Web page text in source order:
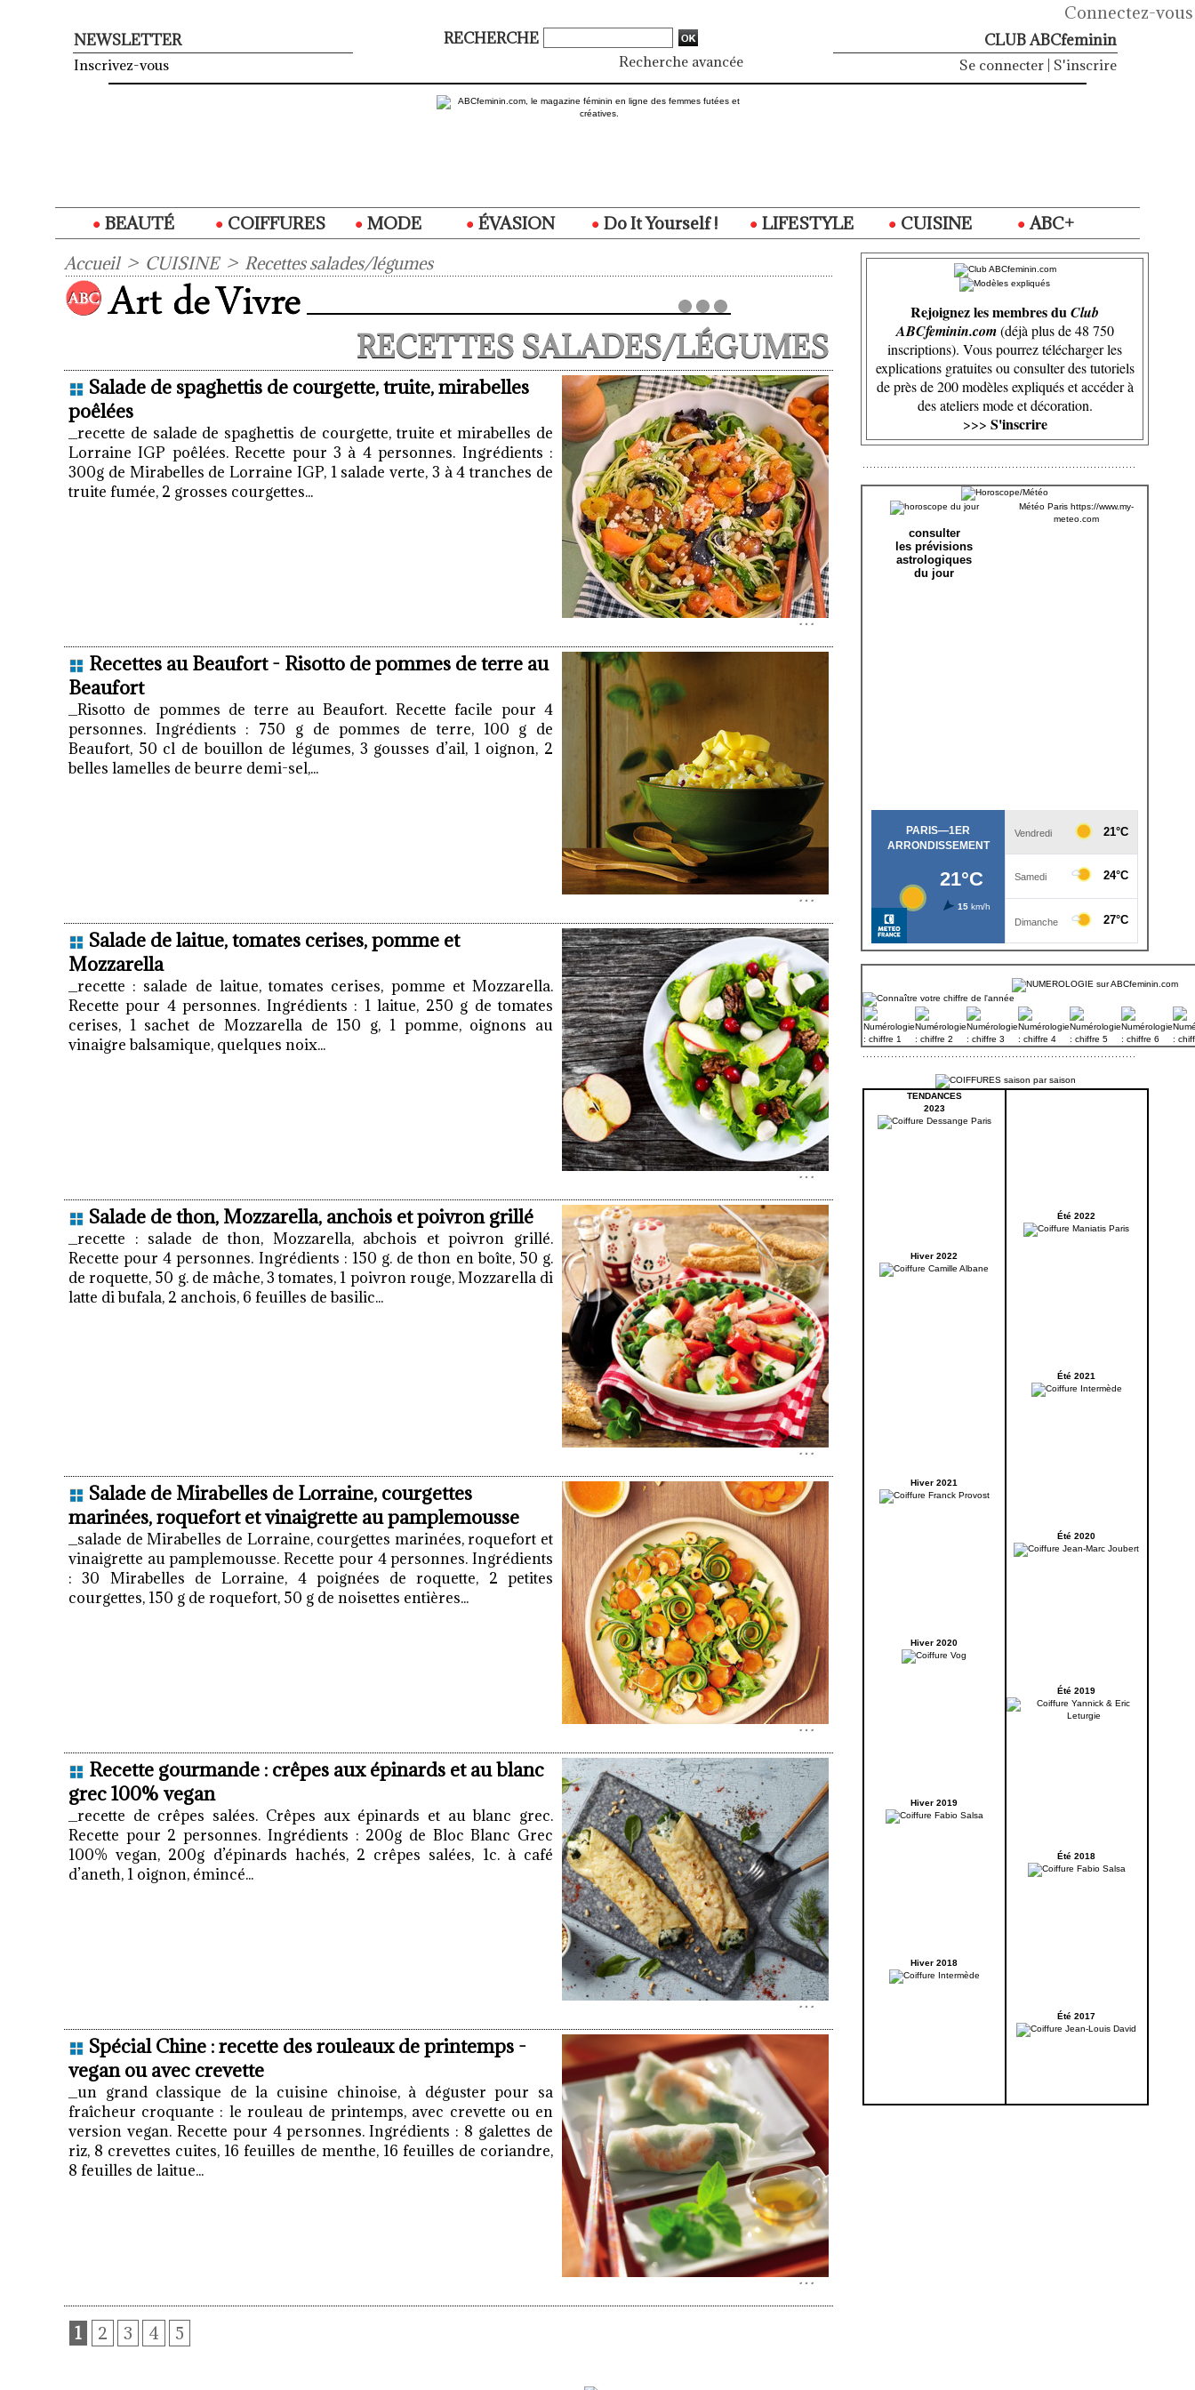
Connectez-vous
NEWSLETTER
Inscrivez-vous
RECHERCHE
Recherche avancée
CLUB ABCfeminin
Se connecter S'inscrire
BEAUTÉ COIFFURES MODE ÉVASION Do It Yourself ! LIFESTYLE CUISINE
ABC+
Accueil > CUISINE > Recettes salades/légumes
RECETTES SALADES/LÉGUMES
Salade de spaghettis de courgette, truite, mirabelles
poêlées
_recette de salade de spaghettis de courgette, truite et mirabelles de
Lorraine IGP poêlées. Recette pour 3 à 4 personnes. Ingrédients :
300g de Mirabelles de Lorraine IGP, 1 salade verte, 3 à 4 tranches de
truite fumée, 2 grosses courgettes...
Recettes au Beaufort - Risotto de pommes de terre au
Beaufort
_Risotto de pommes de terre au Beaufort. Recette facile pour 4
personnes. Ingrédients : 750 g de pommes de terre, 100 g de
Beaufort, 50 cl de bouillon de légumes, 3 gousses d’ail, 1 oignon, 2
belles lamelles de beurre demi-sel,...
Salade de laitue, tomates cerises, pomme et
Mozzarella
_recette : salade de laitue, tomates cerises, pomme et Mozzarella.
Recette pour 4 personnes. Ingrédients : 1 laitue, 250 g de tomates
cerises, 1 sachet de Mozzarella de 150 g, 1 pomme, oignons au
vinaigre balsamique, quelques noix...
Salade de thon, Mozzarella, anchois et poivron grillé
_recette : salade de thon, Mozzarella, abchois et poivron grillé.
Recette pour 4 personnes. Ingrédients : 150 g. de thon en boîte, 50 g.
de roquette, 50 g. de mâche, 3 tomates, 1 poivron rouge, Mozzarella di
latte di bufala, 2 anchois, 6 feuilles de basilic...
Salade de Mirabelles de Lorraine, courgettes
marinées, roquefort et vinaigrette au pamplemousse
_salade de Mirabelles de Lorraine, courgettes marinées, roquefort et
vinaigrette au pamplemousse. Recette pour 4 personnes. Ingrédients
: 30 Mirabelles de Lorraine, 4 poignées de roquette, 2 petites
courgettes, 150 g de roquefort, 50 g de noisettes entières...
Recette gourmande : crêpes aux épinards et au blanc
grec 100% vegan
_recette de crêpes salées. Crêpes aux épinards et au blanc grec.
Recette pour 2 personnes. Ingrédients : 200g de Bloc Blanc Grec
100% vegan, 200g d’épinards hachés, 2 crêpes salées, 1c. à café
d’aneth, 1 oignon, émincé...
Spécial Chine : recette des rouleaux de printemps -
vegan ou avec crevette
_un grand classique de la cuisine chinoise, à déguster pour sa
fraîcheur croquante : le rouleau de printemps, avec crevette ou en
version vegan. Recette pour 4 personnes. Ingrédients : 8 galettes de
riz, 8 crevettes cuites, 16 feuilles de menthe, 16 feuilles de coriandre,
8 feuilles de laitue...
1 2 3 4 5
Rejoignez les membres duClub
ABCfeminin.com(déjà plus de 48 750
inscriptions). Vous pourrez télécharger les
explications gratuites ou consulter des tutoriels
de près de 200 modèles expliqués et accéder à
des ateliers mode et décoration.
>>> S'inscrire
consulter
les prévisions
astrologiques
du jour
Météo Paris https://www.my-
meteo.com
TENDANCES
2023
Hiver 2022
Hiver 2021
Hiver 2020
Hiver 2019
Hiver 2018
Été 2022
Été 2021
Été 2020
Été 2019
Été 2018
Été 2017